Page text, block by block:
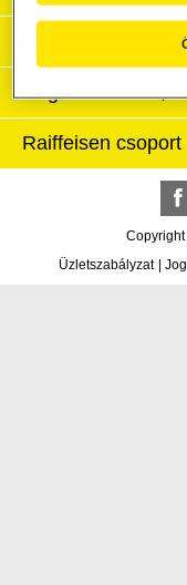
Hasznos
Céginformációk,
Raiffeisen csoport
Üzletszabályzat